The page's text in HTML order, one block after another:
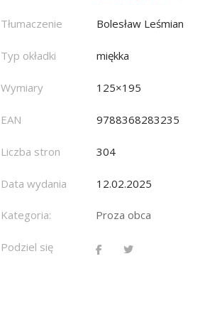
Tłumaczenie Bolesław Leśmian
Typ okładki miękka
Wymiary 125×195
EAN 9788368283235
Liczba stron 304
Data wydania 12.02.2025
Kategoria: Proza obca
Podziel się